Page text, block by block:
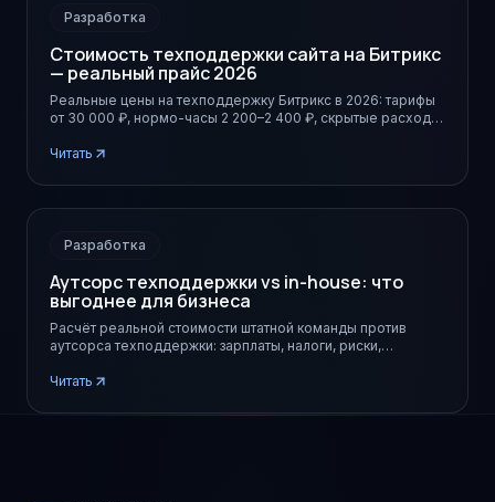
Разработка
Стоимость техподдержки сайта на Битрикс
— реальный прайс 2026
Реальные цены на техподдержку Битрикс в 2026: тарифы
от 30 000 ₽, нормо-часы 2 200–2 400 ₽, скрытые расходы
Читать
Разработка
Аутсорс техподдержки vs in-house: что
выгоднее для бизнеса
Расчёт реальной стоимости штатной команды против
аутсорса техподдержки: зарплаты, налоги, риски,
Читать